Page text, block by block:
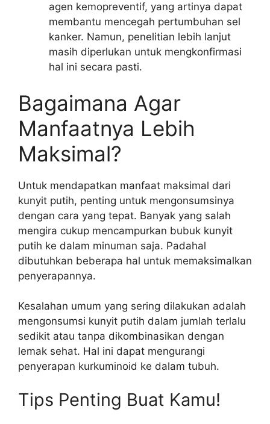
agen kemopreventif, yang artinya dapat
membantu mencegah pertumbuhan sel
kanker. Namun, penelitian lebih lanjut
masih diperlukan untuk mengkonfirmasi
hal ini secara pasti.
Bagaimana Agar
Manfaatnya Lebih
Maksimal?
Untuk mendapatkan manfaat maksimal dari
kunyit putih, penting untuk mengonsumsinya
dengan cara yang tepat. Banyak yang salah
mengira cukup mencampurkan bubuk kunyit
putih ke dalam minuman saja. Padahal
dibutuhkan beberapa hal untuk memaksimalkan
penyerapannya.
Kesalahan umum yang sering dilakukan adalah
mengonsumsi kunyit putih dalam jumlah terlalu
sedikit atau tanpa dikombinasikan dengan
lemak sehat. Hal ini dapat mengurangi
penyerapan kurkuminoid ke dalam tubuh.
Tips Penting Buat Kamu!